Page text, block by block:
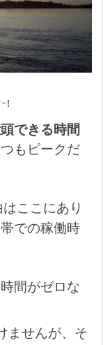
!
できる時間
もピークだ
ここにあり
での稼働時
間がゼロな
ませんが、そ